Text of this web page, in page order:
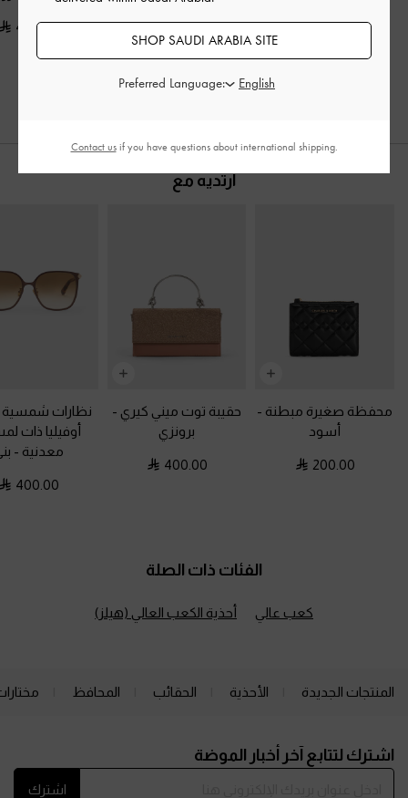
400.00
375.00
400.00
ارتديه مع
محفظة صغيرة مبطنة -
أسود
200.00
حقيبة توت ميني كيري -
برونزي
400.00
نظارات شمسية
أوفيليا ذات
معدنية -
400.00
الفئات ذات الصلة
كعب عالي أحذية الكعب العالي (هيلز)
المنتجات الجديدة الأحذية الحقائب المحافظ
اشترك لتتابع آخر أخبار الموضة
اشترك
SHOP SAUDI ARABIA SITE
Preferred Language:
Contact usif you have questions about international shipping.